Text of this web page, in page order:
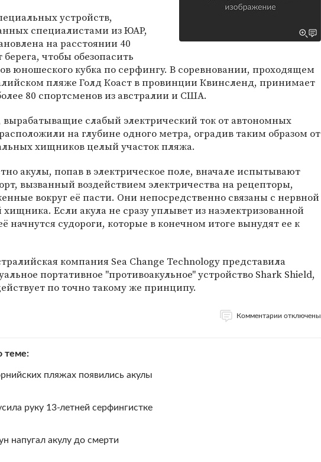
устройств,
специалистами из ЮАР,
на расстоянии 40
берега, чтобы обезопасить
юношеского кубка по серфингу. В соревновании, проходящем
пляже Голд Коаст в провинции Квинсленд, принимает
80 спортсменов из австралии и США.
слабый электрический ток от автономных
на глубине одного метра, оградив таким образом от
хищников целый участок пляжа.
акулы, попав в электрическое поле, вначале испытывают
вызванный воздействием электричества на рецепторы,
вокруг её пасти. Они непосредственно связаны с нервной
Если акула не сразу уплывет из наэлектризованной
начнутся судороги, которые в конечном итоге вынудят ее к
компания Sea Change Technology представила
портативное "противоакульное" устройство Shark Shield,
по точно такому же принципу.
Комментарии отключены
теме
пляжах появились акулы
руку 13-летней серфингистке
напугал акулу до смерти